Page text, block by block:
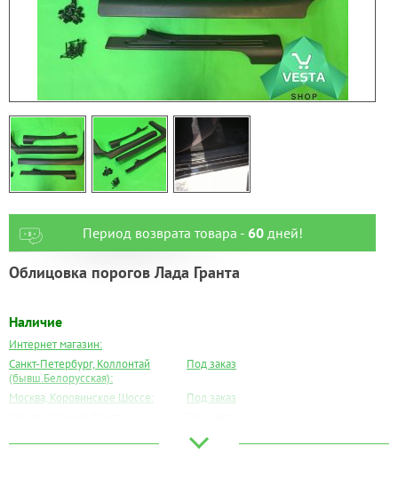
Период возврата товара - 60дней!
Облицовка порогов Лада Гранта
Наличие
Интернет магазин:
Санкт-Петербург, Коллонтай
(бывш.Белорусская):
Под заказ
Москва, Коровинское Шоссе:
Под заказ
Под заказ